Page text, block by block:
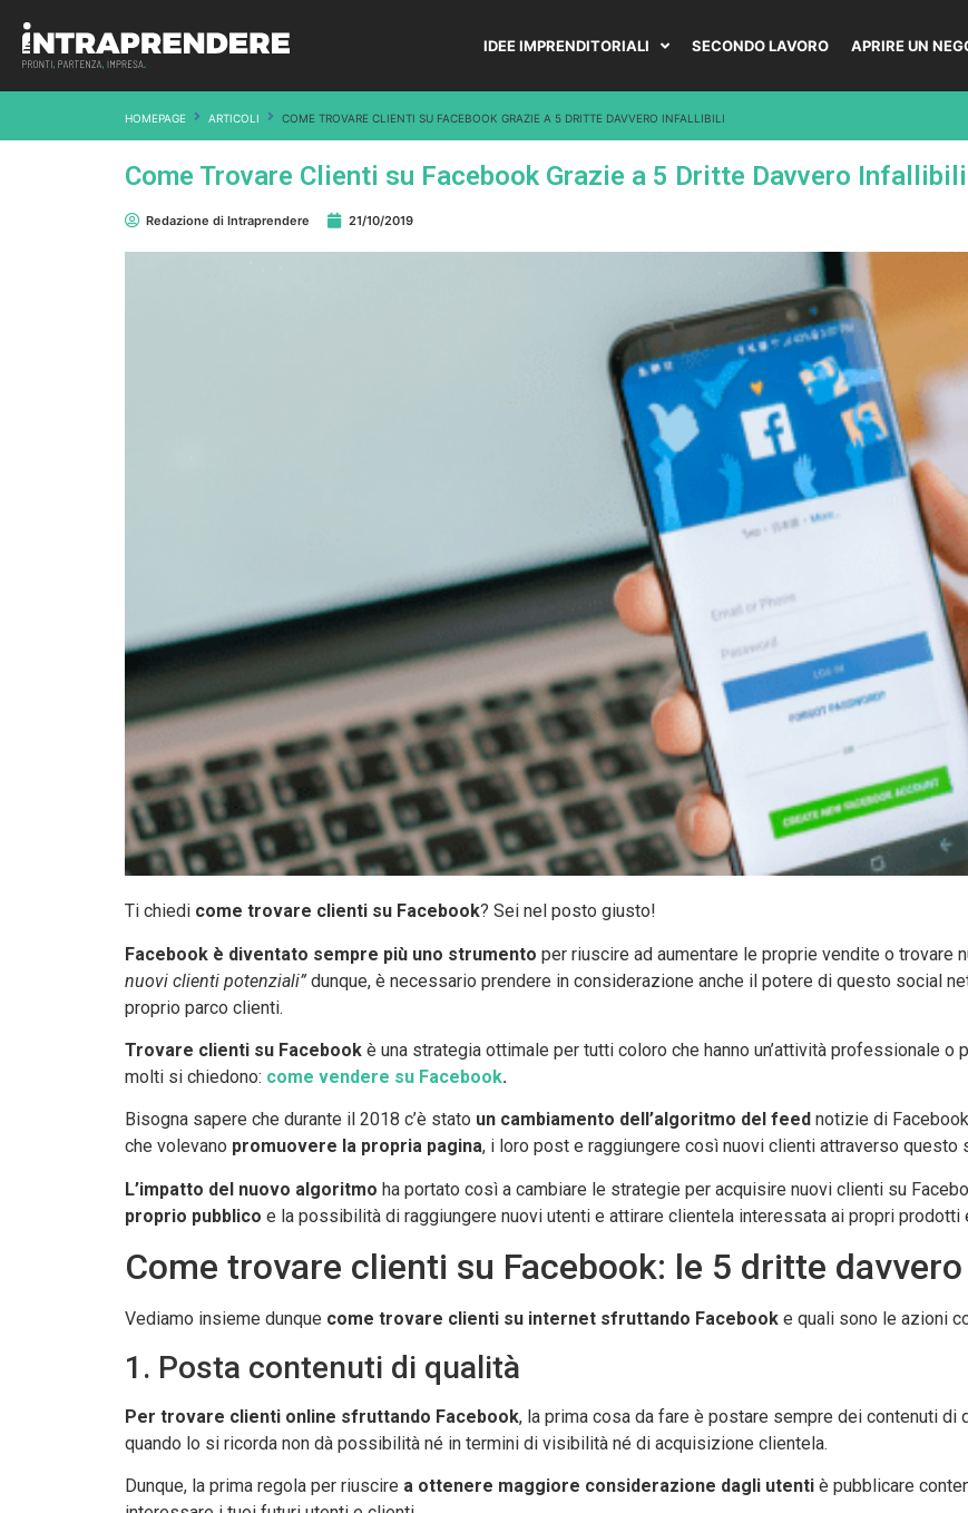
IDEE IMPRENDITORIALI SECONDO LAVORO APRIRE UN
HOMEPAGE ARTICOLI COME TROVARE CLIENTI SU FACEBOOK GRAZIE A 5 DRITTE DAVVERO INFALLIBILI
Come Trovare Clienti su Facebook Grazie a 5 Dritte Davvero Infallibili
Redazione di Intraprendere 21/10/2019
Ti chiedi come trovare clienti su Facebook? Sei nel posto giusto!
Facebook è diventato sempre più uno strumento per riuscire ad aumentare le proprie vendite o trovare
nuovi clienti potenziali” dunque, è necessario prendere in considerazione anche il potere di questo social
proprio parco clienti.
Trovare clienti su Facebook è una strategia ottimale per tutti coloro che hanno un’attività professionale
molti si chiedono: come vendere su Facebook.
Bisogna sapere che durante il 2018 c’è stato un cambiamento dell’algoritmo del feed notizie di
che volevano promuovere la propria pagina, i loro post e raggiungere così nuovi clienti attraverso questo
L’impatto del nuovo algoritmo ha portato così a cambiare le strategie per acquisire nuovi clienti su
proprio pubblico e la possibilità di raggiungere nuovi utenti e attirare clientela interessata ai propri prodotti
Come trovare clienti su Facebook: le 5 dritte
Vediamo insieme dunque come trovare clienti su internet sfruttando Facebook e quali sono le azioni
1. Posta contenuti di qualità
Per trovare clienti online sfruttando Facebook, la prima cosa da fare è postare sempre dei contenuti di
quando lo si ricorda non dà possibilità né in termini di visibilità né di acquisizione clientela.
Dunque, la prima regola per riuscire a ottenere maggiore considerazione dagli utenti è pubblicare